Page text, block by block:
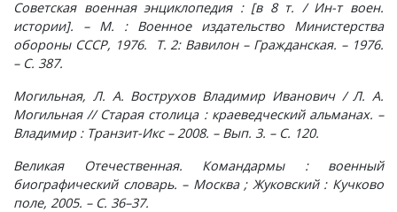
Советская военная энциклопедия : [в 8 т. / Ин-т воен.
истории]. – М. : Военное издательство Министерства
обороны СССР, 1976. Т. 2: Вавилон – Гражданская. – 1976.
– С. 387.
Могильная, Л. А. Вострухов Владимир Иванович / Л. А.
Могильная // Старая столица : краеведческий альманах. –
Владимир : Транзит-Икс – 2008. – Вып. 3. – С. 120.
Великая Отечественная. Командармы : военный
биографический словарь. – Москва ; Жуковский : Кучково
поле, 2005. – С. 36–37.
Лужки, деревня
Макариха, деревня
Малое Урсово болото, посёлок
Марьинка, деревня
Машки, деревня